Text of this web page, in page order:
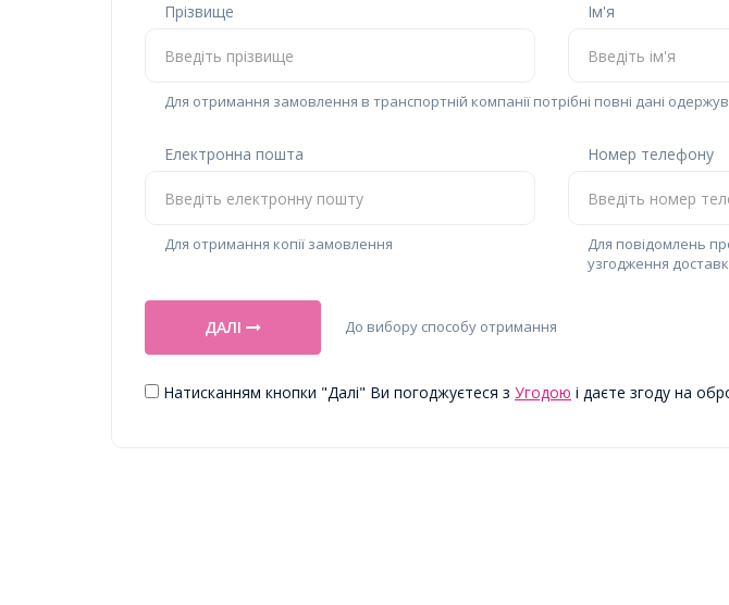
Прізвище Ім'я
Для отримання замовлення в транспортній компанії потрібні повні дані
Електронна пошта
Для отримання копії замовлення
Номер телефону
Для повідомлень
узгодження
ДАЛІ До вибору способу отримання
Натисканням кнопки "Далі" Ви погоджуєтеся з Угодою і даєте згоду на